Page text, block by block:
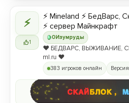
⚡
1
0 Изумруды
⚡ Mineland ⚡ БедВарс,
⚡ сервер Майнкрафт
❤️ БЕДВАРС, ВЫЖИВАНИЕ,
ml.ru ❤️
383 игроков онлайн